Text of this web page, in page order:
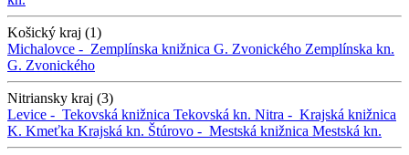
Košický kraj (1)
Michalovce - Zemplínska knižnica G. Zvonického Zemplínska kn.
G. Zvonického
Nitriansky kraj (3)
Levice - Tekovská knižnica Tekovská kn. Nitra - Krajská knižnica
K. Kmeťka Krajská kn. Štúrovo - Mestská knižnica Mestská kn.